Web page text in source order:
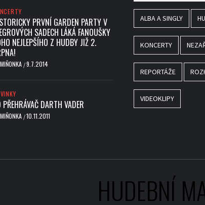
PRVNÍ GARDEN PARTY V
SADECH LÁKÁ FANOUŠKY
NEJLEPŠÍHO Z HUDBY JIŽ 2.
MIŇONKA /9.7.2014
PŘEHRÁVAČ DARTH VADER
MIŇONKA /10.11.2011
ALBA A SINGLY
KONCERTY
REPORTÁŽE
VIDEOKLIPY
HUDEBNÍ